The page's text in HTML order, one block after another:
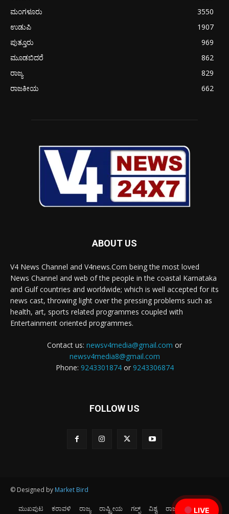
LIVE
ಮಂಗಳೂರು
3550
ಉಡುಪಿ
1907
ಪುತ್ತೂರು
969
ಮೂಡಬಿದರೆ
862
ರಾಜ್ಯ
829
ರಾಜಕೀಯ
662
ABOUT US
V4 News Channel and V4news.Com being the most loved
News Channel and web of the people in the coastal Karnataka
and Gulf countries and worldwide; which is well accepted for its
news cast, throwing light over the pressing problems such as
health, art, sports related programmes coupled with
Entertainment oriented programmes.
Contact us: newsv4media@gmail.com or
newsv4media8@gmail.com
Phone: 9243301874or 9243306874
FOLLOW US
© Designed by Market Bird
ಮುಖಪುಟ ಕರಾವಳಿ ರಾಜ್ಯ ರಾಷ್ಟ್ರೀಯ ಗಲ್ಫ್ ವಿಶ್ವ ರಾಜಕೀಯ ಕ್ರೀಡೆ